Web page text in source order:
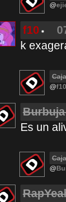
@
f10
k
@f10
Es un
@